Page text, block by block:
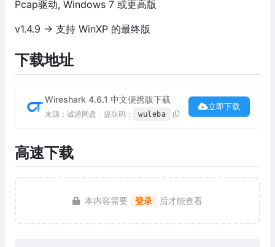
Pcap驱动, Windows 7 或更高版
v1.4.9 -> 支持 WinXP 的最终版
下载地址
Wireshark 4.6.1 中文便携版下载
来源：诚通网盘 提取码： wuleba
立即下载
高速下载
本内容需要 登录 后才能查看